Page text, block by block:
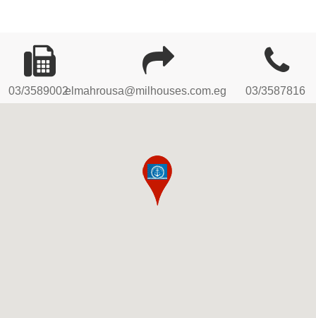
03/3587816
elmahrousa@milhouses.com.eg
03/3589002